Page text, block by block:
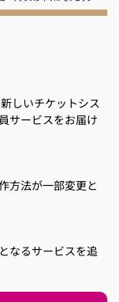
しいチケットシス
サービスをお届け
方法が一部変更と
なるサービスを追